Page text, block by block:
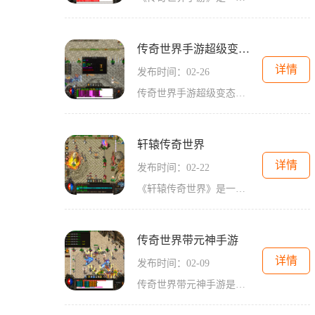
传奇世界手游超级变态发布网
发布时间：02-26
传奇世界手游超级变态发布网是一款备受玩家喜爱的手机游戏，它以其多样化的玩法和精美的画面而闻名于世。在这个游戏中，玩家可以尽情地探索无尽的冒险，体验刺激的战斗，并与
详情
轩辕传奇世界
发布时间：02-22
《轩辕传奇世界》是一款令人兴奋的在线多人角色扮演游戏。游戏以中国古代神话和宏大的武侠故事为背景，通过创新的玩法和精美的画面，带给玩家一个充满想象力的游戏世界。下面
详情
传奇世界带元神手游
发布时间：02-09
传奇世界带元神手游是一款备受玩家喜爱的手机游戏。作为经典传奇原班人马打造的作品，它延续了传奇系列游戏的精华，同时新增了元神系统，为玩家带来了全新的游戏体验。下面让
详情